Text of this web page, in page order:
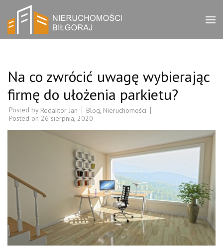
content
(Press
Nieruchomości
Na co zwrócić uwagę wybierając
firmę do ułożenia parkietu?
Posted by Redaktor Jan Blog Nieruchomości
Posted on 26 sierpnia, 2020